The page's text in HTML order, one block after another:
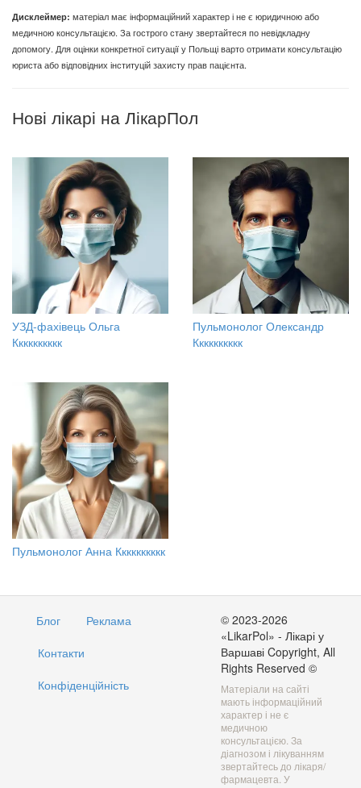
Дисклеймер: матеріал має інформаційний характер і не є юридичною або
медичною консультацією. За гострого стану звертайтеся по невідкладну
допомогу. Для оцінки конкретної ситуації у Польщі варто отримати консультацію
юриста або відповідних інституцій захисту прав пацієнта.
Нові лікарі на ЛікарПол
УЗД-фахівець Ольга
Кккккккккк
Пульмонолог Олександр
Кккккккккк
Пульмонолог Анна Кккккккккк
Блог
Реклама
Контакти
Конфіденційність
© 2023-2026
«LikarPol» - Лікарі у
Варшаві Copyright, All
Rights Reserved ©
Матеріали на сайті
мають інформаційний
характер і не є
медичною
консультацією. За
діагнозом і лікуванням
звертайтесь до лікаря/
фармацевта. У